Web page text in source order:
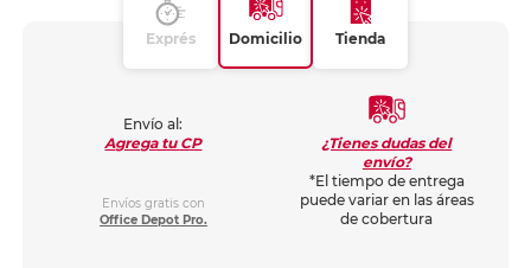
Exprés Domicilio Tienda
Envío al:
Agrega tu CP
Envíos gratis con
Office Depot Pro.
¿Tienes dudas del
envío?
*El tiempo de entrega
puede variar en las áreas
de cobertura